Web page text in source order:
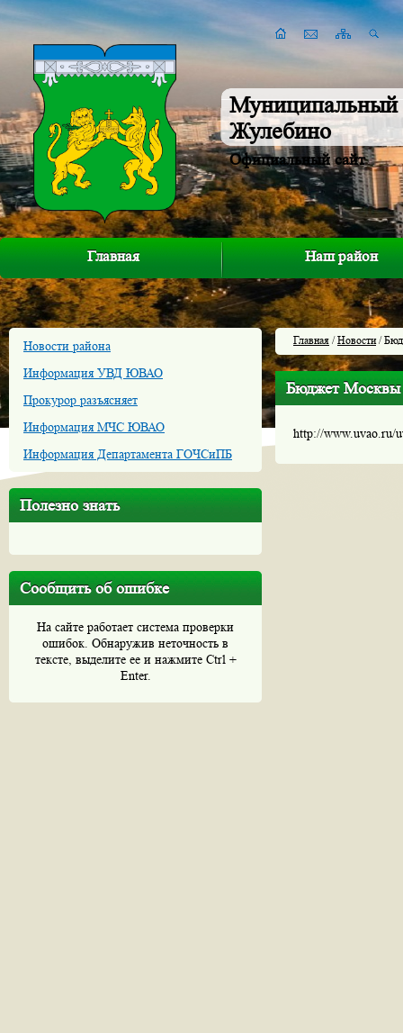
Муниципальный
Жулебино
Официальный сайт
Главная Наш район
Новости района
Информация УВД ЮВАО
Прокурор разъясняет
Информация МЧС ЮВАО
Информация Департамента ГОЧСиПБ
Полезно знать
Сообщить об ошибке
На сайте работает система проверки
ошибок. Обнаружив неточность в
тексте, выделите ее и нажмите Ctrl +
Enter.
Главная /Новости/
Бюджет Москвы
http://www.uvao.ru/